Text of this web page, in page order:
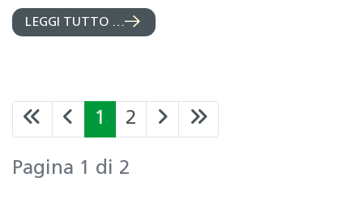
LEGGI TUTTO …
1 2
Pagina 1 di 2